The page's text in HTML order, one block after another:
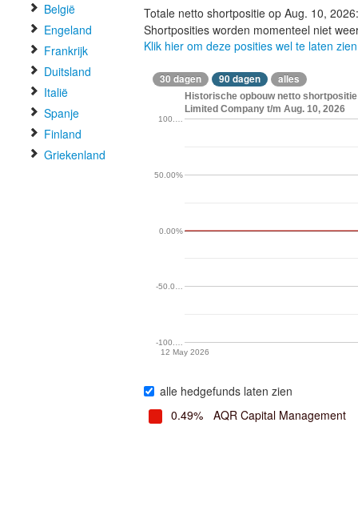
België
Engeland
Frankrijk
Duitsland
Italië
Spanje
Finland
Griekenland
Totale netto shortpositie op Aug. 10,
Shortposities worden momenteel niet
Klik hier om deze posities wel te laten zien
30 dagen 90 dagen alles
Historische opbouw netto
Limited Company t/m Aug. 10, 2026
12 May 2026
-100.…
-50.0…
0.00%
50.00%
100.…
alle hedgefunds laten zien
0.49%
AQR Capital Management